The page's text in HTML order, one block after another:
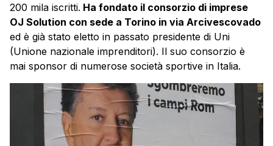
200 mila iscritti. Ha fondato il consorzio di imprese
OJ Solution con sede a Torino in via Arcivescovado
ed è già stato eletto in passato presidente di Uni
(Unione nazionale imprenditori). Il suo consorzio è
mai sponsor di numerose società sportive in Italia.